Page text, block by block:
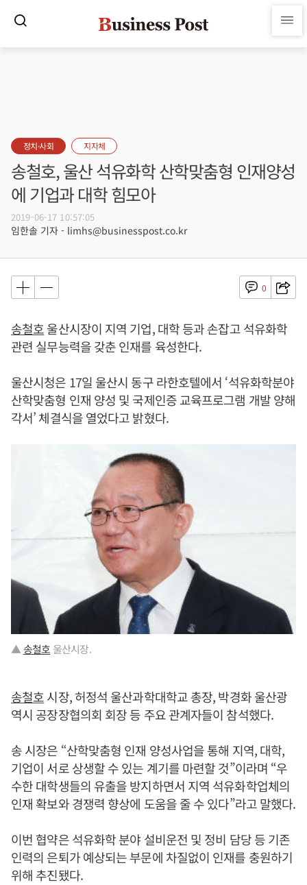
정치·사회 지자체
송철호, 울산 석유화학 산학맞춤형 인재양성
에 기업과 대학 힘모아
2019-06-17 10:57:05
임한솔 기자 - limhs@businesspost.co.kr
0
송철호울산시장이 지역 기업, 대학 등과 손잡고 석유화학
관련 실무능력을 갖춘 인재를 육성한다.
울산시청은 17일 울산시 동구 라한호텔에서 ‘석유화학분야
산학맞춤형 인재 양성 및 국제인증 교육프로그램 개발 양해
각서’ 체결식을 열었다고 밝혔다.
▲송철호 울산시장.
송철호시장, 허정석 울산과학대학교 총장, 박경화 울산광
역시 공장장협의회 회장 등 주요 관계자들이 참석했다.
송 시장은 “산학맞춤형 인재 양성사업을 통해 지역, 대학,
기업이 서로 상생할 수 있는 계기를 마련할 것”이라며 “우
수한 대학생들의 유출을 방지하면서 지역 석유화학업체의
인재 확보와 경쟁력 향상에 도움을 줄 수 있다”라고 말했다.
이번 협약은 석유화학 분야 설비운전 및 정비 담당 등 기존
인력의 은퇴가 예상되는 부문에 차질없이 인재를 충원하기
위해 추진됐다.